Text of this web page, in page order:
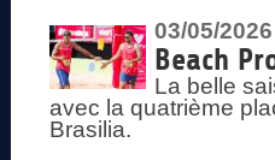
03/05/2026
Beach
La belle
avec la quatrième
Brasilia.